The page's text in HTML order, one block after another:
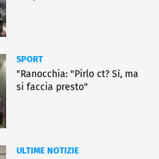
SPORT
"Ranocchia: "Pirlo ct? Sì, ma
si faccia presto"
ULTIME NOTIZIE